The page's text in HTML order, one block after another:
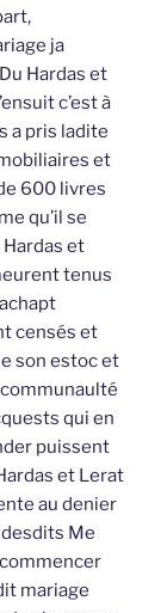
ja
Hardas et
c’est à
a pris ladite
et
600 livres
qu’il se
et
tenus
censés et
son estoc et
qui en
puissent
et Lerat
au denier
Me
mariage